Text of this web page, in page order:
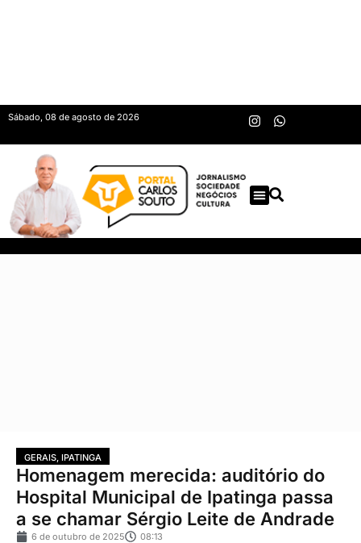
Sábado, 08 de agosto de 2026
GERAIS, IPATINGA
Homenagem merecida: auditório do
Hospital Municipal de Ipatinga passa
a se chamar Sérgio Leite de Andrade
6 de outubro de 2025 08:13